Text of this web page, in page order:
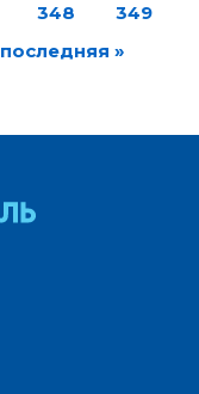
348
349
последняя »